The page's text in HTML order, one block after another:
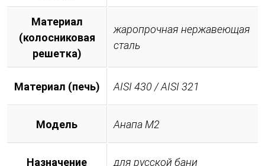
Материал
(колосниковая
решетка)
жаропрочная нержавеющая
сталь
Материал (печь) AISI 430 / AISI 321
Модель Анапа М2
Назначение для русской бани